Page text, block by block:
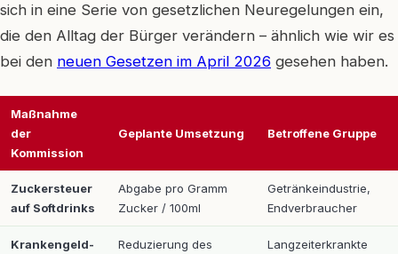
sich in eine Serie von gesetzlichen Neuregelungen ein,
die den Alltag der Bürger verändern – ähnlich wie wir es
bei den neuen Gesetzen im April 2026 gesehen haben.
Maßnahme
der
Kommission
Geplante Umsetzung Betroffene Gruppe
Zuckersteuer
auf Softdrinks
Abgabe pro Gramm
Zucker / 100ml
Getränkeindustrie,
Endverbraucher
Krankengeld-
Reduzierung des
Langzeiterkrankte